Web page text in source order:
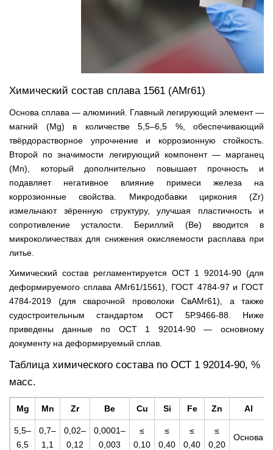
Химический состав сплава 1561 (АМг61)
Основа сплава — алюминий. Главный легирующий элемент —
магний (Mg) в количестве 5,5–6,5 %, обеспечивающий
твёрдорастворное упрочнение и коррозионную стойкость.
Второй по значимости легирующий компонент — марганец
(Mn), который дополнительно повышает прочность и
подавляет негативное влияние примеси железа на
коррозионные свойства. Микродобавки циркония (Zr)
измельчают зёренную структуру, улучшая пластичность и
сопротивление усталости. Бериллий (Be) вводится в
микроколичествах для снижения окисляемости расплава при
литье.
Химический состав регламентируется ОСТ 1 92014-90 (для
деформируемого сплава АМг61/1561), ГОСТ 4784-97 и ГОСТ
4784-2019 (для сварочной проволоки СвАМг61), а также
судостроительным стандартом ОСТ 5Р.9466-88. Ниже
приведены данные по ОСТ 1 92014-90 — основному
документу на деформируемый сплав.
Таблица химического состава по ОСТ 1 92014-90, %
масс.
Mg Mn Zr Be Cu Si Fe Zn Al
5,5–
6,5
0,7–
1,1
0,02–
0,12
0,0001–
0,003
≤
0,10
≤
0,40
≤
0,40
≤
0,20
Основа